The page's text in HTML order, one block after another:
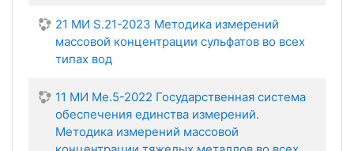
21 МИ S.21-2023 Методика измерений
массовой концентрации сульфатов во всех
типах вод
11 МИ Ме.5-2022 Государственная система
обеспечения единства измерений.
Методика измерений массовой